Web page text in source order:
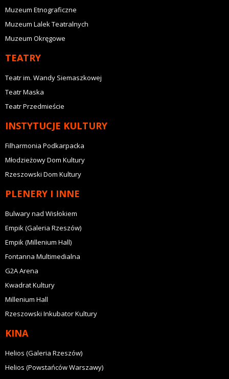
Muzeum Etnograficzne
Muzeum Lalek Teatralnych
Muzeum Okręgowe
TEATRY
Teatr im. Wandy Siemaszkowej
Teatr Maska
Teatr Przedmieście
INSTYTUCJE KULTURY
Filharmonia Podkarpacka
Młodzieżowy Dom Kultury
Rzeszowski Dom Kultury
PLENERY I INNE
Bulwary nad Wisłokiem
Empik (Galeria Rzeszów)
Empik (Millenium Hall)
Fontanna Multimedialna
G2A Arena
Kwadrat Kultury
Millenium Hall
Rzeszowski Inkubator Kultury
KINA
Helios (Galeria Rzeszów)
Helios (Powstańców Warszawy)